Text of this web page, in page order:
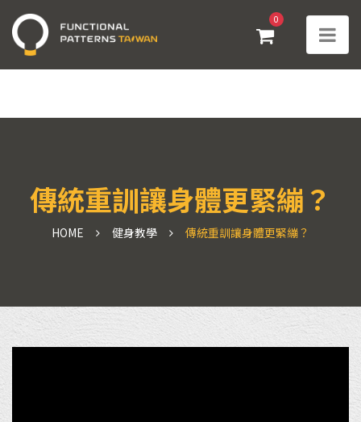
0
傳統重訓讓身體更緊繃？
HOME 健身教學 傳統重訓讓身體更緊繃？